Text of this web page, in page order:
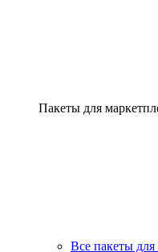
Пакеты для
Все пакеты для